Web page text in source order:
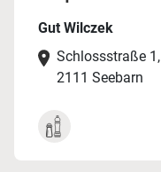
Gut Wilczek
Schlossstraße 1,
2111 Seebarn